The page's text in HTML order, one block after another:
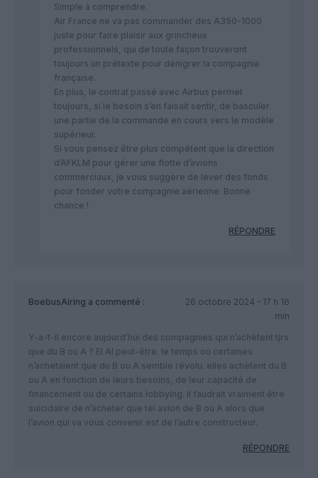
Simple à comprendre.
Air France ne va pas commander des A350-1000
juste pour faire plaisir aux grincheux
professionnels, qui de toute façon trouveront
toujours un prétexte pour dénigrer la compagnie
française.
En plus, le contrat passé avec Airbus permet
toujours, si le besoin s’en faisait sentir, de basculer
une partie de la commande en cours vers le modèle
supérieur.
Si vous pensez être plus compétent que la direction
d’AFKLM pour gérer une flotte d’avions
commerciaux, je vous suggère de lever des fonds
pour fonder votre compagnie aérienne. Bonne
chance !
RÉPONDRE
BoebusAiring a commenté :
26 octobre 2024 - 17 h 16
min
Y-a-t-il encore aujourd’hui des compagnies qui n’achètent tjrs
que du B ou A ? El Al peut-être. le temps où certaines
n’achetaient que du B ou A semble révolu. elles achètent du B
ou A en fonction de leurs besoins, de leur capacité de
financement ou de certains lobbying. il faudrait vraiment être
suicidaire de n’acheter que tel avion de B ou A alors que
l’avion qui va vous convenir est de l’autre constructeur.
RÉPONDRE